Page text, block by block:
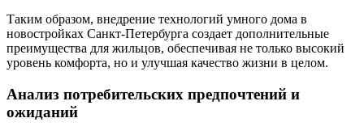
Таким образом, внедрение технологий умного дома в
новостройках Санкт-Петербурга создает дополнительные
преимущества для жильцов, обеспечивая не только высокий
уровень комфорта, но и улучшая качество жизни в целом.
Анализ потребительских предпочтений и
ожиданий